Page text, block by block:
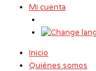
Mi cuenta
Inicio
Quiénes somos